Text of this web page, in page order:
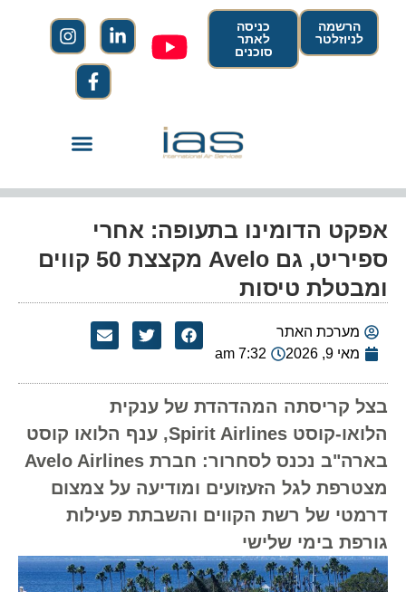
הרשמה
לניוזלטר
כניסה
לאתר
סוכנים
אפקט הדומינו בתעופה: אחרי
ספיריט, גם Avelo מקצצת 50 קווים
ומבטלת טיסות
מערכת האתר
מאי 9, 2026
7:32 am
בצל קריסתה המהדהדת של ענקית
הלואו-קוסט Spirit Airlines, ענף הלואו קוסט
בארה"ב נכנס לסחרור: חברת Avelo Airlines
מצטרפת לגל הזעזועים ומודיעה על צמצום
דרמטי של רשת הקווים והשבתת פעילות
גורפת בימי שלישי